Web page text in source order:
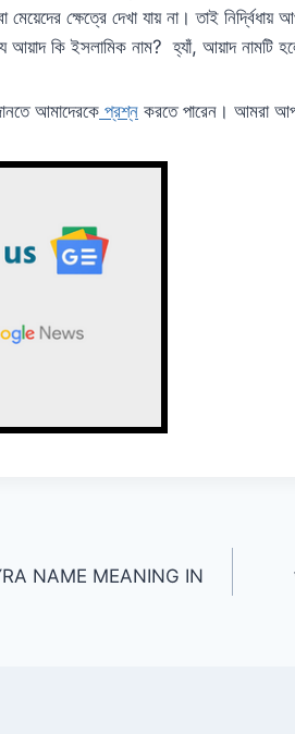
মেয়েদের ক্ষেত্রে দেখা যায় না। তাই
আয়াদ কি ইসলামিক নাম? হ্যাঁ, আয়াদ নামটি
আমাদেরকে প্রশ্ন করতে পারেন। আমরা
NAME MEANING IN